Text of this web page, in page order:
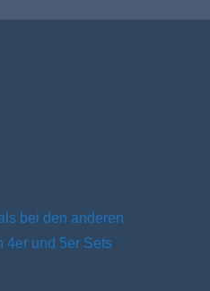
bei den anderen
4er und 5er Sets